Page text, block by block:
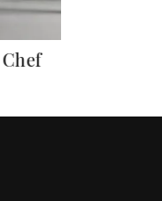
Chef